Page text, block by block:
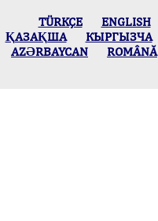
TÜRKÇE ENGLISH
ҚАЗАҚША
КЫPГЫЗЧA
AZӘRBAYCAN
ROMÂNĂ